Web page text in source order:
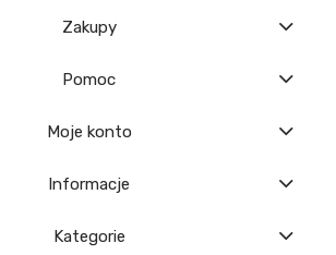
Zakupy
Pomoc
Moje konto
Informacje
Kategorie